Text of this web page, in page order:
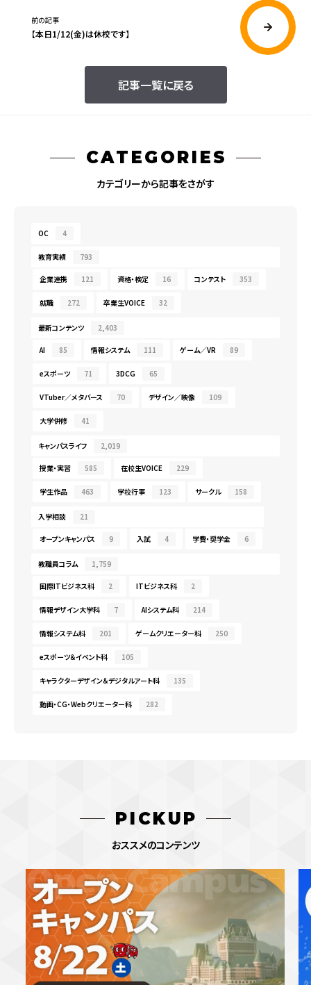
記事一覧に戻る
前の記事
【本日1/12(金)は休校です】
CATEGORIES
カテゴリーから記事をさがす
OC 4
教育実績 793
企業連携 121 資格・検定 16 コンテスト 353
就職 272 卒業生VOICE 32
最新コンテンツ 2,403
AI 85 情報システム 111 ゲーム／VR 89
eスポーツ 71 3DCG 65
VTuber／メタバース 70 デザイン／映像 109
大学併修 41
キャンパスライフ 2,019
授業・実習 585 在校生VOICE 229
学生作品 463 学校行事 123 サークル 158
入学相談 21
オープンキャンパス 9 入試 4 学費・奨学金 6
教職員コラム 1,759
国際ITビジネス科 2 ITビジネス科 2
情報デザイン大学科 7 AIシステム科 214
情報システム科 201 ゲームクリエーター科 250
eスポーツ＆イベント科 105
キャラクターデザイン＆デジタルアート科 135
動画・CG・Webクリエーター科 282
PICKUP
おススメのコンテンツ